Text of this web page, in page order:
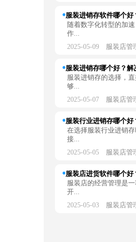
服装进销存软件哪个
随着数字化转型的加
作...
2025-05-09 服装店管
服装进销存哪个好？解
服装进销存的选择，
够...
2025-05-07 服装店管
服装行业进销存哪个好
在选择服装行业进销
接...
2025-05-05 服装店管
服装店进货软件哪个
服装店的经营管理是
开...
2025-05-03 服装店管